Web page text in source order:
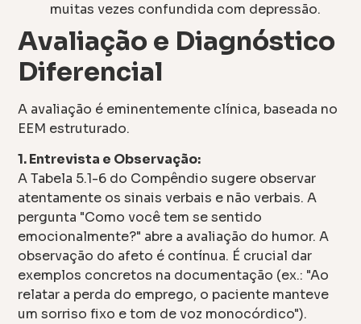
muitas vezes confundida com depressão.
Avaliação e Diagnóstico
Diferencial
A avaliação é eminentemente clínica, baseada no
EEM estruturado.
1. Entrevista e Observação:
A Tabela 5.1-6 do Compêndio sugere observar
atentamente os sinais verbais e não verbais. A
pergunta "Como você tem se sentido
emocionalmente?" abre a avaliação do humor. A
observação do afeto é contínua. É crucial dar
exemplos concretos na documentação (ex.: "Ao
relatar a perda do emprego, o paciente manteve
um sorriso fixo e tom de voz monocórdico").